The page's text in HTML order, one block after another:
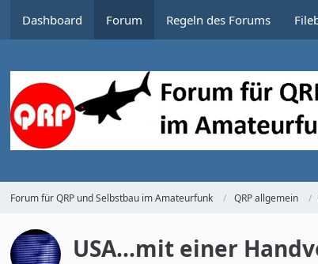
Dashboard Forum Regeln des Forums
Forum für QRP und Selbstbau im Amateurfunk QRP allgemein
USA...mit einer